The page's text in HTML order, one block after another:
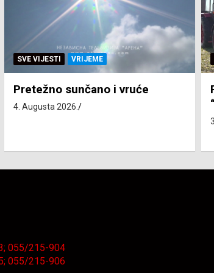
SVE VIJESTI ZEMLJA
Pravo na subvenciju za traktor
“Belarus” ostvarila 84 korisnika
055/215-904
055/215-906